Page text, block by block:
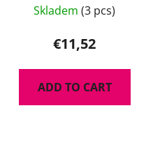
Skladem(3 pcs)
€11,52
ADD TO CART